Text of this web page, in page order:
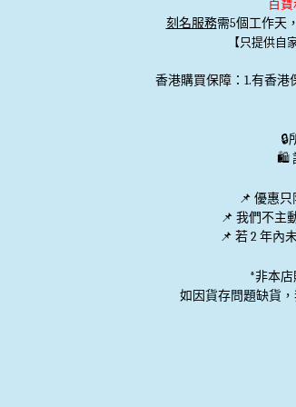
百
刻名服務需5個工作天
【只提供自
香港購買保障：1.有香
🔒
🛍️
📌 優惠
📌 我們不主
📌 若 2 年內
*非本店
如因貨存問題缺貨